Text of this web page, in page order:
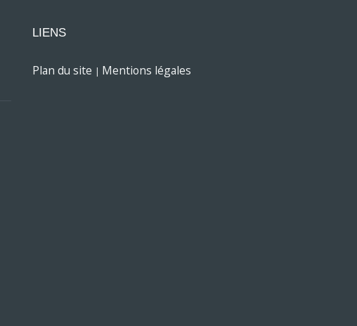
LIENS
Plan du site | Mentions légales